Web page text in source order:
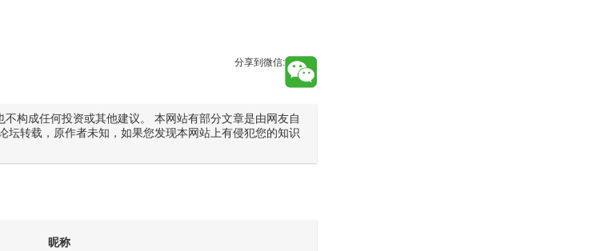
分享到微信:
构成任何投资或其他建议。 本网站有部分文章是由网友自
转载，原作者未知，如果您发现本网站上有侵犯您的知识
昵称